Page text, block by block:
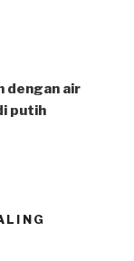
dengan air
putih